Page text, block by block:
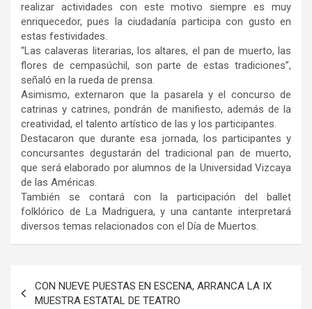
realizar actividades con este motivo siempre es muy
enriquecedor, pues la ciudadanía participa con gusto en
estas festividades.
“Las calaveras literarias, los altares, el pan de muerto, las
flores de cempasúchil, son parte de estas tradiciones”,
señaló en la rueda de prensa.
Asimismo, externaron que la pasarela y el concurso de
catrinas y catrines, pondrán de manifiesto, además de la
creatividad, el talento artístico de las y los participantes.
Destacaron que durante esa jornada, los participantes y
concursantes degustarán del tradicional pan de muerto,
que será elaborado por alumnos de la Universidad Vizcaya
de las Américas.
También se contará con la participación del ballet
folklórico de La Madriguera, y una cantante interpretará
diversos temas relacionados con el Día de Muertos.
de
CON NUEVE PUESTAS EN ESCENA, ARRANCA LA IX
MUESTRA ESTATAL DE TEATRO